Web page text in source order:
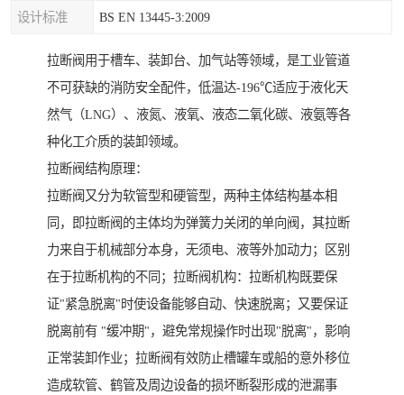
设计标准 BS EN 13445-3:2009
拉断阀用于槽车、装卸台、加气站等领域，是工业管道
不可获缺的消防安全配件，低温达-196℃适应于液化天
然气（LNG）、液氮、液氧、液态二氧化碳、液氨等各
种化工介质的装卸领域。
拉断阀结构原理：
拉断阀又分为软管型和硬管型，两种主体结构基本相
同，即拉断阀的主体均为弹簧力关闭的单向阀，其拉断
力来自于机械部分本身，无须电、液等外加动力；区别
在于拉断机构的不同；拉断阀机构：拉断机构既要保
证"紧急脱离"时使设备能够自动、快速脱离；又要保证
脱离前有 "缓冲期"，避免常规操作时出现"脱离"，影响
正常装卸作业；拉断阀有效防止槽罐车或船的意外移位
造成软管、鹤管及周边设备的损坏断裂形成的泄漏事